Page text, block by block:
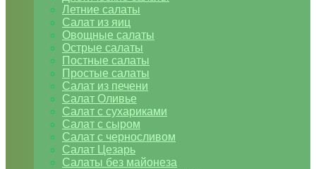
Летние салаты
Салат из яиц
Овощные салаты
Острые салаты
Постные салаты
Простые салаты
Салат из печени
Салат Оливье
Салат с сухариками
Салат с сыром
Салат с черносливом
Салат Цезарь
Салаты без майонеза